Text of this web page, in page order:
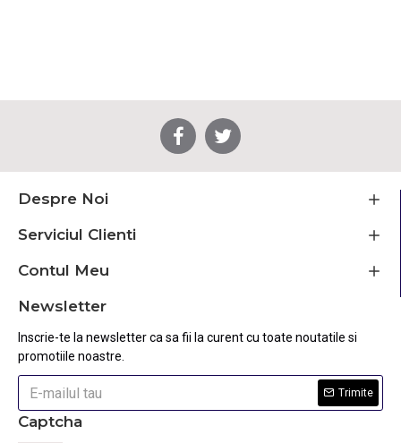
Despre Noi
Serviciul Clienti
Contul Meu
Newsletter
Inscrie-te la newsletter ca sa fii la curent cu toate noutatile si
promotiile noastre.
Trimite
Captcha